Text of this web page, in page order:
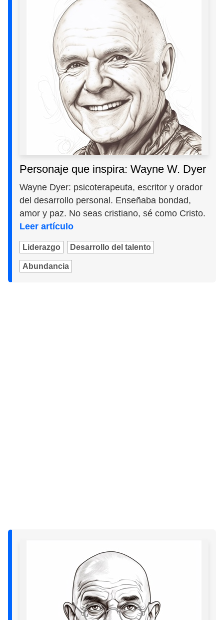
Personaje que inspira: Wayne W. Dyer
Wayne Dyer: psicoterapeuta, escritor y orador
del desarrollo personal. Enseñaba bondad,
amor y paz. No seas cristiano, sé como Cristo.
Leer artículo
Liderazgo Desarrollo del talento
Abundancia